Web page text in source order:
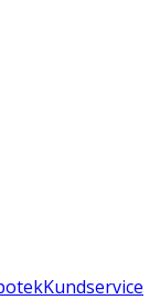
Kundservice